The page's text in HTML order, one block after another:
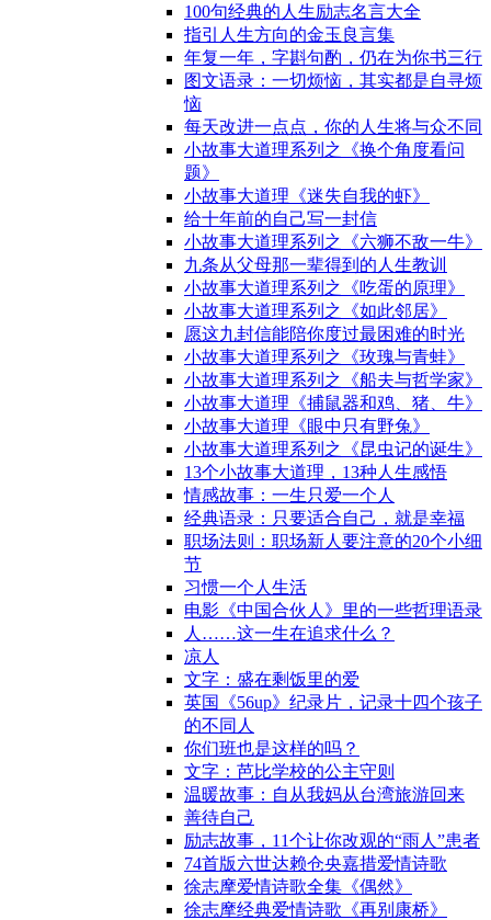
100句经典的人生励志名言大全
指引人生方向的金玉良言集
年复一年，字斟句酌，仍在为你书三行
图文语录：一切烦恼，其实都是自寻烦
恼
每天改进一点点，你的人生将与众不同
小故事大道理系列之《换个角度看问
题》
小故事大道理《迷失自我的虾》
给十年前的自己写一封信
小故事大道理系列之《六狮不敌一牛》
九条从父母那一辈得到的人生教训
小故事大道理系列之《吃蛋的原理》
小故事大道理系列之《如此邻居》
愿这九封信能陪你度过最困难的时光
小故事大道理系列之《玫瑰与青蛙》
小故事大道理系列之《船夫与哲学家》
小故事大道理《捕鼠器和鸡、猪、牛》
小故事大道理《眼中只有野兔》
小故事大道理系列之《昆虫记的诞生》
13个小故事大道理，13种人生感悟
情感故事：一生只爱一个人
经典语录：只要适合自己，就是幸福
职场法则：职场新人要注意的20个小细
节
习惯一个人生活
电影《中国合伙人》里的一些哲理语录
人……这一生在追求什么？
凉人
文字：盛在剩饭里的爱
英国《56up》纪录片，记录十四个孩子
的不同人
你们班也是这样的吗？
文字：芭比学校的公主守则
温暖故事：自从我妈从台湾旅游回来
善待自己
励志故事，11个让你改观的“雨人”患者
74首版六世达赖仓央嘉措爱情诗歌
徐志摩爱情诗歌全集《偶然》
徐志摩经典爱情诗歌《再别康桥》